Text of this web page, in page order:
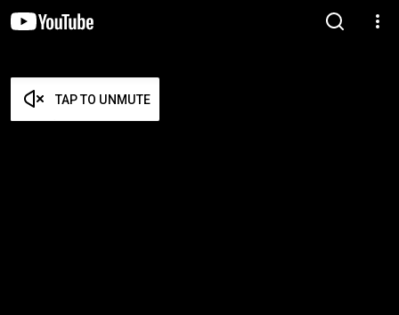
TAP TO UNMUTE